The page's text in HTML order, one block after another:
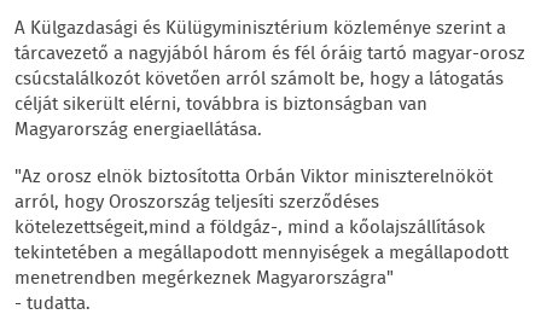
A Külgazdasági és Külügyminisztérium közleménye szerint a
tárcavezető a nagyjából három és fél óráig tartó magyar-orosz
csúcstalálkozót követően arról számolt be, hogy a látogatás
célját sikerült elérni, továbbra is biztonságban van
Magyarország energiaellátása.
"Az orosz elnök biztosította Orbán Viktor miniszterelnököt
arról, hogy Oroszország teljesíti szerződéses
kötelezettségeit,mind a földgáz-, mind a kőolajszállítások
tekintetében a megállapodott mennyiségek a megállapodott
menetrendben megérkeznek Magyarországra"
- tudatta.